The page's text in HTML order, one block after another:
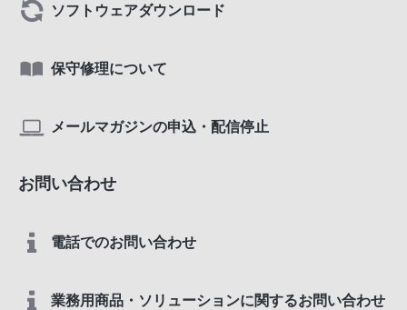
ソフトウェアダウンロード
保守修理について
メールマガジンの申込・配信停止
お問い合わせ
電話でのお問い合わせ
業務用商品・ソリューションに関するお問い合わせ